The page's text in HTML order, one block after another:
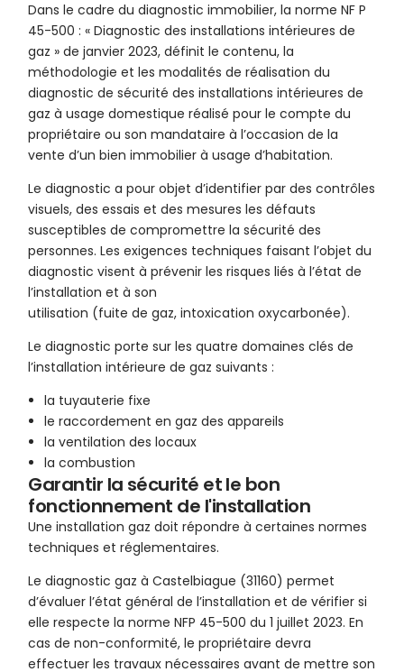
Dans le cadre du diagnostic immobilier, la norme NF P
45-500 : « Diagnostic des installations intérieures de
gaz » de janvier 2023, définit le contenu, la
méthodologie et les modalités de réalisation du
diagnostic de sécurité des installations intérieures de
gaz à usage domestique réalisé pour le compte du
propriétaire ou son mandataire à l’occasion de la
vente d’un bien immobilier à usage d’habitation.
Le diagnostic a pour objet d’identifier par des contrôles
visuels, des essais et des mesures les défauts
susceptibles de compromettre la sécurité des
personnes. Les exigences techniques faisant l’objet du
diagnostic visent à prévenir les risques liés à l’état de
l’installation et à son
utilisation (fuite de gaz, intoxication oxycarbonée).
Le diagnostic porte sur les quatre domaines clés de
l’installation intérieure de gaz suivants :
la tuyauterie fixe
le raccordement en gaz des appareils
la ventilation des locaux
la combustion
Garantir la sécurité et le bon
fonctionnement de l'installation
Une installation gaz doit répondre à certaines normes
techniques et réglementaires.
Le diagnostic gaz à Castelbiague (31160) permet
d’évaluer l’état général de l’installation et de vérifier si
elle respecte la norme NFP 45-500 du 1 juillet 2023. En
cas de non-conformité, le propriétaire devra
effectuer les travaux nécessaires avant de mettre son